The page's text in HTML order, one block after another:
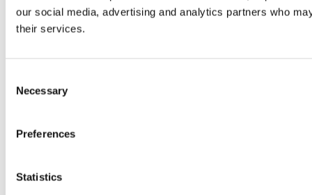
our social media, advertising and analytics partners who
their services.
Selection
Necessary
Preferences
Statistics